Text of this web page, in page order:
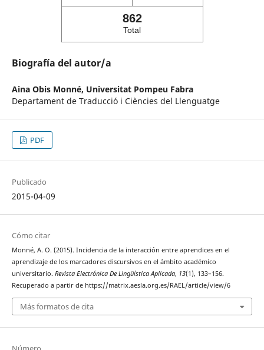
862
Total
Biografía del autor/a
Aina Obis Monné, Universitat Pompeu Fabra
Departament de Traducció i Ciències del Llenguatge
PDF
Publicado
2015-04-09
Cómo citar
Monné, A. O. (2015). Incidencia de la interacción entre aprendices en el
aprendizaje de los marcadores discursivos en el ámbito académico
universitario. Revista Electrónica De Lingüística Aplicada, 13(1), 133–156.
Recuperado a partir de https://matrix.aesla.org.es/RAEL/article/view/6
Más formatos de cita